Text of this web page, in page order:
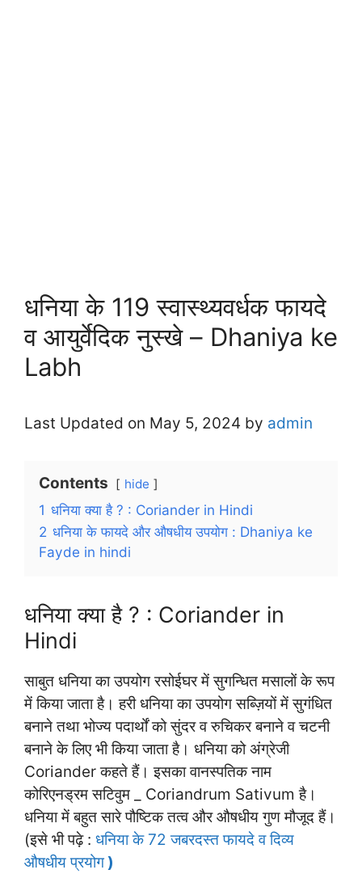
धनिया के 119 स्वास्थ्यवर्धक फायदे
व आयुर्वेदिक नुस्खे – Dhaniya ke
Labh
Last Updated on May 5, 2024 by admin
Contents hide
1 धनिया क्या है ? : Coriander in Hindi
2 धनिया के फायदे और औषधीय उपयोग : Dhaniya ke
Fayde in hindi
धनिया क्या है ? : Coriander in
Hindi
साबुत धनिया का उपयोग रसोईघर में सुगन्धित मसालों के रूप
में किया जाता है। हरी धनिया का उपयोग सब्ज़ियों में सुगंधित
बनाने तथा भोज्य पदार्थों को सुंदर व रुचिकर बनाने व चटनी
बनाने के लिए भी किया जाता है। धनिया को अंग्रेजी
Coriander कहते हैं। इसका वानस्पतिक नाम
कोरिएनड्रम सटिवुम _ Coriandrum Sativum है।
धनिया में बहुत सारे पौष्टिक तत्व और औषधीय गुण मौजूद हैं।
(इसे भी पढ़े : धन‍िया के 72 जबरदस्त फायदे व दिव्य
औषधीय प्रयोग)